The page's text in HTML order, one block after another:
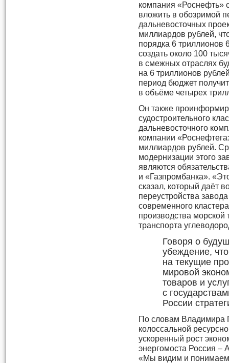
компания «Роснефть»
вложить в обозримой
дальневосточных
миллиардов рублей,
порядка 6 триллионов
создать около 100
в смежных отраслях
на 6 триллионов
период бюджет
в объёме четырех
Он также
судостроительного
дальневосточного
компании
миллиардов рублей.
модернизации этого
являются
и «Газпромбанка».
сказал, который даёт
переустройства
современного
производства морской
транспорта
Говоря о
убеждение,
на текущие
мировой
товаров и
с
России
По словам Владимира
колоссальной
ускоренный рост
энергомоста Россия –
«Мы видим и понимаем,